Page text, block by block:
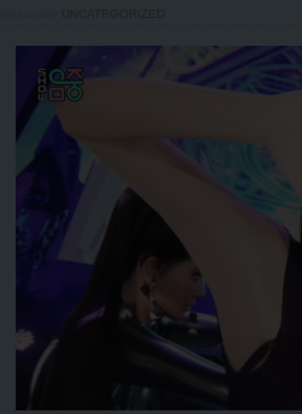
UNCATEGORIZED